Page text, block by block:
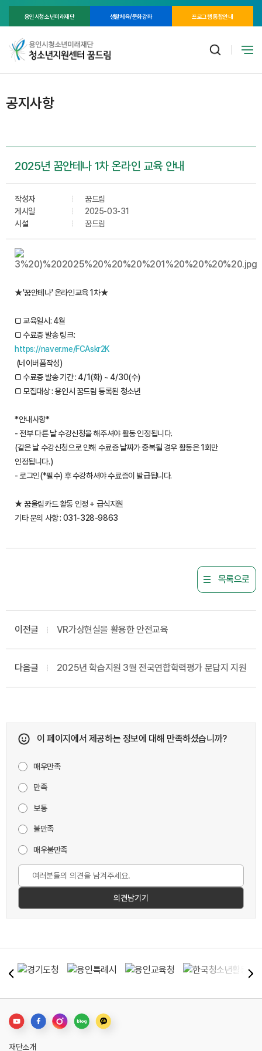
용인시청소년미래재단 생활체육/문화강좌 프로그램 통합안내
공지사항
2025년 꿈안테나 1차 온라인 교육 안내
작성자
꿈드림
게시일
2025-03-31
시설
꿈드림
★'꿈안테나' 온라인교육 1차★
□ 교육일시: 4월
□ 수료증 발송 링크:
https://naver.me/FCAskr2K
(네이버폼작성)
□ 수료증 발송 기간 : 4/1(화) ~ 4/30(수)
□ 모집대상 : 용인시 꿈드림 등록된 청소년
*안내사항*
- 전부 다른 날 수강신청을 해주셔야 활동 인정됩니다.
(같은 날 수강신청으로 인해 수료증 날짜가 중복될 경우 활동은 1회만
인정됩니다.)
- 로그인(*필수) 후 수강하셔야 수료증이 발급됩니다.
★ 꿈울림카드 활동 인정 + 급식지원
기타 문의 사항 : 031-328-9863
목록으로
이전글 VR가상현실을 활용한 안전교육
다음글 2025년 학습지원 3월 전국연합학력평가 문답지 지원
이 페이지에서 제공하는 정보에 대해 만족하셨습니까?
매우만족
만족
보통
불만족
매우불만족
재단소개